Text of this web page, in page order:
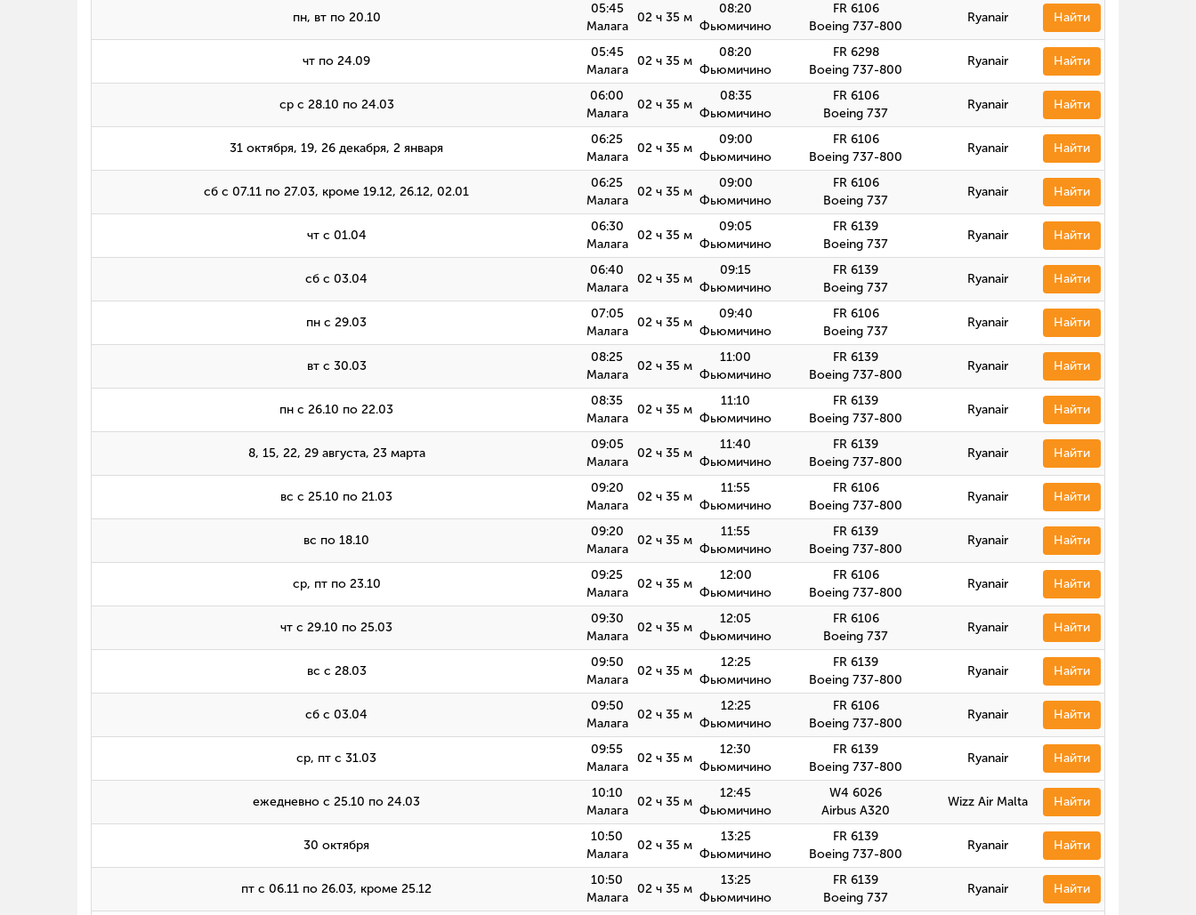
пн, вт по 20.10
05:45
Малага
02 ч 35 м
08:20
Фьюмичино
FR 6106
Boeing 737-800
Ryanair Найти
чт по 24.09
05:45
Малага
02 ч 35 м
08:20
Фьюмичино
FR 6298
Boeing 737-800
Ryanair Найти
ср с 28.10 по 24.03
06:00
Малага
02 ч 35 м
08:35
Фьюмичино
FR 6106
Boeing 737
Ryanair Найти
31 октября, 19, 26 декабря, 2 января
06:25
Малага
02 ч 35 м
09:00
Фьюмичино
FR 6106
Boeing 737-800
Ryanair Найти
сб с 07.11 по 27.03, кроме 19.12, 26.12, 02.01
06:25
Малага
02 ч 35 м
09:00
Фьюмичино
FR 6106
Boeing 737
Ryanair Найти
чт с 01.04
06:30
Малага
02 ч 35 м
09:05
Фьюмичино
FR 6139
Boeing 737
Ryanair Найти
сб с 03.04
06:40
Малага
02 ч 35 м
09:15
Фьюмичино
FR 6139
Boeing 737
Ryanair Найти
пн с 29.03
07:05
Малага
02 ч 35 м
09:40
Фьюмичино
FR 6106
Boeing 737
Ryanair Найти
вт с 30.03
08:25
Малага
02 ч 35 м
11:00
Фьюмичино
FR 6139
Boeing 737-800
Ryanair Найти
пн с 26.10 по 22.03
08:35
Малага
02 ч 35 м
11:10
Фьюмичино
FR 6139
Boeing 737-800
Ryanair Найти
8, 15, 22, 29 августа, 23 марта
09:05
Малага
02 ч 35 м
11:40
Фьюмичино
FR 6139
Boeing 737-800
Ryanair Найти
вс с 25.10 по 21.03
09:20
Малага
02 ч 35 м
11:55
Фьюмичино
FR 6106
Boeing 737-800
Ryanair Найти
вс по 18.10
09:20
Малага
02 ч 35 м
11:55
Фьюмичино
FR 6139
Boeing 737-800
Ryanair Найти
ср, пт по 23.10
09:25
Малага
02 ч 35 м
12:00
Фьюмичино
FR 6106
Boeing 737-800
Ryanair Найти
чт с 29.10 по 25.03
09:30
Малага
02 ч 35 м
12:05
Фьюмичино
FR 6106
Boeing 737
Ryanair Найти
вс с 28.03
09:50
Малага
02 ч 35 м
12:25
Фьюмичино
FR 6139
Boeing 737-800
Ryanair Найти
сб с 03.04
09:50
Малага
02 ч 35 м
12:25
Фьюмичино
FR 6106
Boeing 737-800
Ryanair Найти
ср, пт с 31.03
09:55
Малага
02 ч 35 м
12:30
Фьюмичино
FR 6139
Boeing 737-800
Ryanair Найти
ежедневно с 25.10 по 24.03
10:10
Малага
02 ч 35 м
12:45
Фьюмичино
W4 6026
Airbus A320
Wizz Air Malta Найти
30 октября
10:50
Малага
02 ч 35 м
13:25
Фьюмичино
FR 6139
Boeing 737-800
Ryanair Найти
пт с 06.11 по 26.03, кроме 25.12
10:50
Малага
02 ч 35 м
13:25
Фьюмичино
FR 6139
Boeing 737
Ryanair Найти